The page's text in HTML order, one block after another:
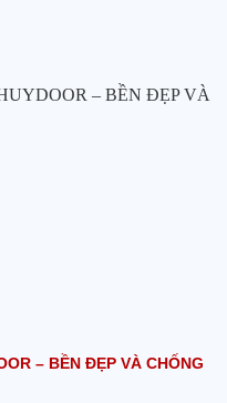
– BỀN ĐẸP VÀ CHỐNG